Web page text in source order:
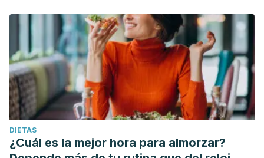
DIETAS
¿Cuál es la mejor hora para almorzar?